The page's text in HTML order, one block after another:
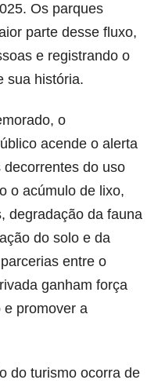
Os parques
parte desse fluxo,
e registrando o
sua história.
o
acende o alerta
do uso
o acúmulo de lixo,
degradação da fauna
do solo e da
entre o
ganham força
e promover a
do turismo ocorra de